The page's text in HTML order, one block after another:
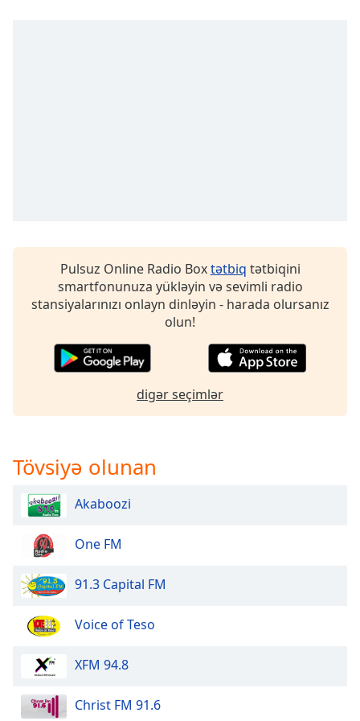
Area
Background
Color
Opacity
Font
Pulsuz Online Radio Boxtətbiq tətbiqini
smartfonunuza yükləyin və sevimli radio
stansiyalarınızı onlayn dinləyin - harada olursanız
olun!
digər seçimlər
Tövsiyə olunan
Akaboozi
One FM
91.3 Capital FM
Voice of Teso
XFM 94.8
Christ FM 91.6